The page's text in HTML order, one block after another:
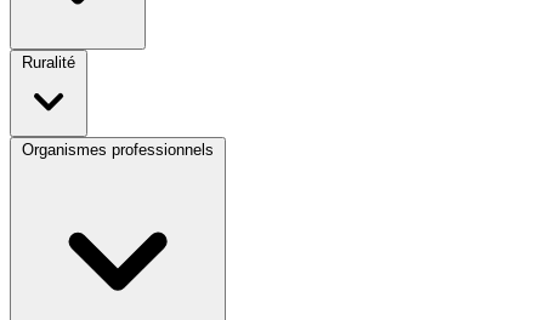
Ruralité
Organismes professionnels